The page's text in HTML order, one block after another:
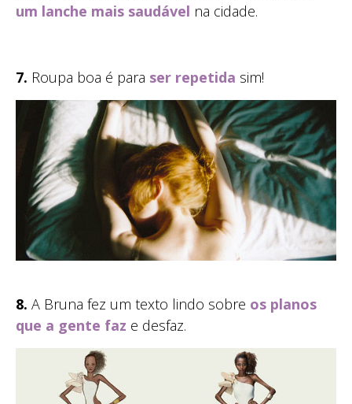
um lanche mais saudável na cidade.
7. Roupa boa é para ser repetida sim!
8. A Bruna fez um texto lindo sobre os planos
que a gente faz e desfaz.